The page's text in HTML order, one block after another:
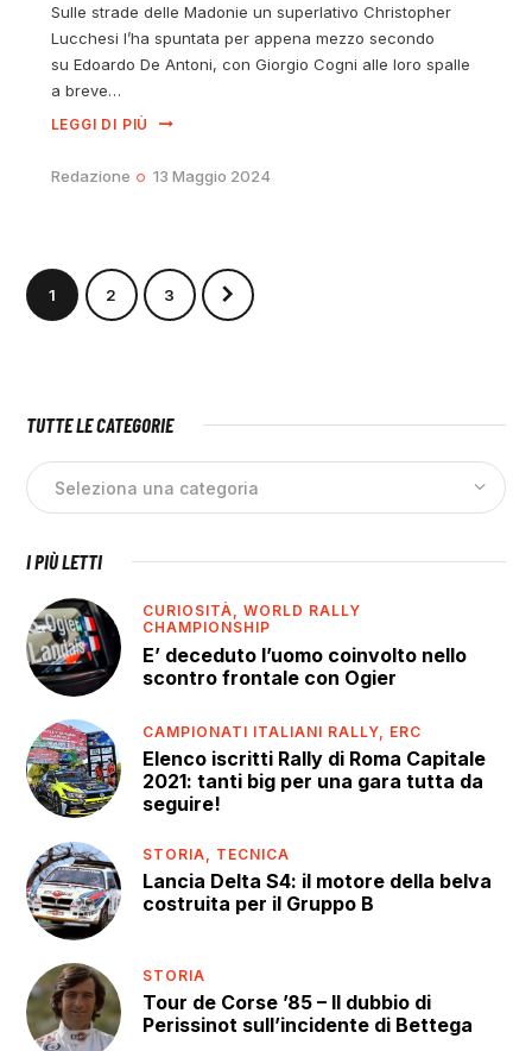
Sulle strade delle Madonie un superlativo Christopher
Lucchesi l’ha spuntata per appena mezzo secondo
su Edoardo De Antoni, con Giorgio Cogni alle loro spalle
a breve…
LEGGI DI PIÙ
Redazione 13 Maggio 2024
1 2 3
>
TUTTE LE CATEGORIE
I PIÙ LETTI
CURIOSITÀ,WORLD RALLY
CHAMPIONSHIP
E’ deceduto l’uomo coinvolto nello
scontro frontale con Ogier
CAMPIONATI ITALIANI RALLY, ERC
Elenco iscritti Rally di Roma Capitale
2021: tanti big per una gara tutta da
seguire!
STORIA, TECNICA
Lancia Delta S4: il motore della belva
costruita per il Gruppo B
STORIA
Tour de Corse ’85 – Il dubbio di
Perissinot sull’incidente di Bettega